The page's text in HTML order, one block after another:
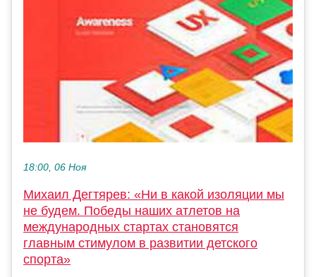
18:00, 06 Ноя
Михаил Дегтярев: «Ни в какой изоляции мы
не будем. Победы наших атлетов на
международных стартах становятся
главным стимулом в развитии детского
спорта»